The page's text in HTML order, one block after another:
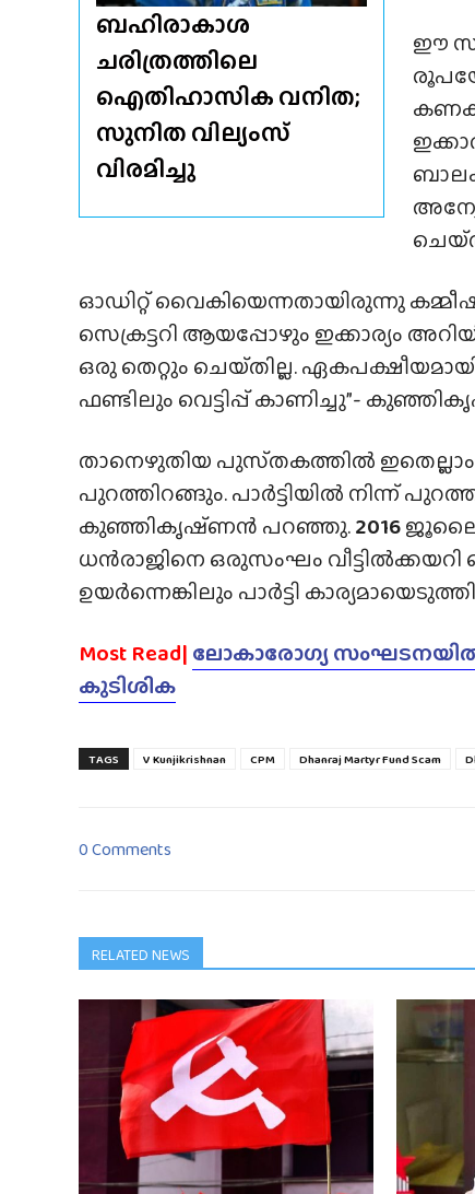
ബഹിരാകാശ
ചരിത്രത്തിലെ
ഐതിഹാസിക വനിത;
സുനിത വില്യംസ്
വിരമിച്ചു
ഈ
ഓഡിറ്റ് വൈകിയെന്നതായിരുന്നു
സെക്രട്ടറി ആയപ്പോഴും ഇക്കാര്യം
ഒരു തെറ്റും ചെയ്‌തില്ല.
ഫണ്ടിലും വെട്ടിപ്പ് കാണിച്ചു”-
താനെഴുതിയ പുസ്‌തകത്തിൽ
പുറത്തിറങ്ങും. പാർട്ടിയിൽ നിന്ന്
കുഞ്ഞികൃഷ്‌ണൻ പറഞ്ഞു.2016
ധൻരാജിനെ ഒരുസംഘം വീട്ടിൽക്കയറി
ഉയർന്നെങ്കിലും പാർട്ടി
Most Read| ലോകാരോഗ്യ സംഘടനയിൽ
കുടിശിക
TAGS V Kunjikrishnan CPM Dhanraj Martyr Fund Scam
0 Comments
RELATED NEWS